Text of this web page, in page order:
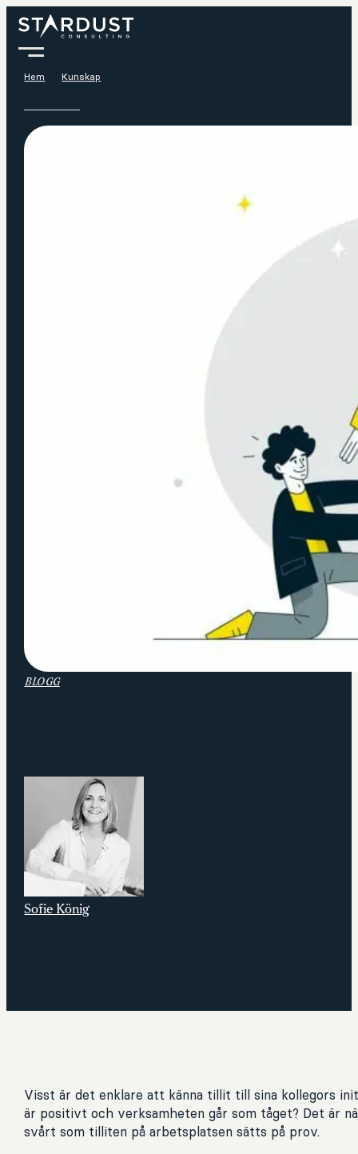
Hem
Kunskap
BLOGG
Sofie König
Visst är det enklare att känna tillit till sina kollegors
är positivt och verksamheten går som tåget? Det är
svårt som tilliten på arbetsplatsen sätts på prov.